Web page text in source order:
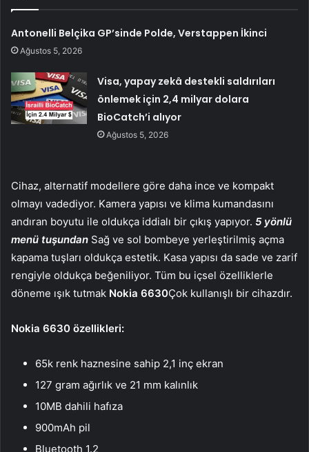
Antonelli Belçika GP’sinde Polde, Verstappen İkinci
Ağustos 5, 2026
Visa, yapay zekâ destekli saldırıları
önlemek için 2,4 milyar dolara
BioCatch’i alıyor
Ağustos 5, 2026
Cihaz, alternatif modellere göre daha ince ve kompakt
olmayı vadediyor. Kamera yapısı ve klima kumandasını
andıran boyutu ile oldukça iddialı bir çıkış yapıyor. 5 yönlü
menü tuşundan Sağ ve sol bombeye yerleştirilmiş açma
kapama tuşları oldukça estetik. Kasa yapısı da sade ve zarif
rengiyle oldukça beğeniliyor. Tüm bu içsel özelliklerle
döneme ışık tutmak Nokia 6630Çok kullanışlı bir cihazdır.
Nokia 6630 özellikleri:
65k renk haznesine sahip 2,1 inç ekran
127 gram ağırlık ve 21 mm kalınlık
10MB dahili hafıza
900mAh pil
Bluetooth 1.2